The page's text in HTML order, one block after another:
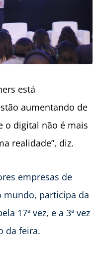
está
aumentando de
o digital não é mais
realidade”, diz.
empresas de
mundo, participa da
17ª vez, e a 3ª vez
da feira.